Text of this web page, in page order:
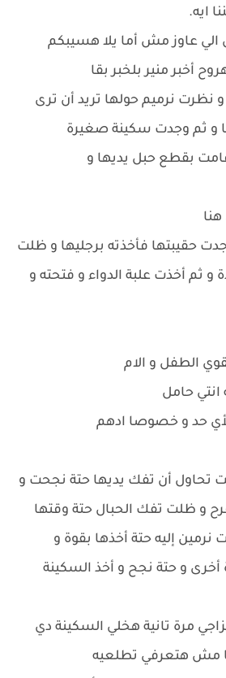
ايه.
الي عاوز مش أما يلا هسيبكم
أخبر منير بلخبر بقا
نظرت نرميم حولها تريد أن ترى
و ثم وجدت سكينة صغيرة
بقطع حبل يديها و
حقيبتها فأخذته برجليها و ظلت
و ثم أخذت علبة الدواء و فتحته و
الطفل و الام
انتي حامل
حد و خصوصا ادهم
تحاول أن تفك يديها حتة نجحت و
و ظلت تفك الحبال حتة وقتها
إليه حتة أخذها بقوة و
و حتة نجح و أخذ السكينة
مرة تانية هخلي السكينة دي
مش هتعرفي تطلعيه